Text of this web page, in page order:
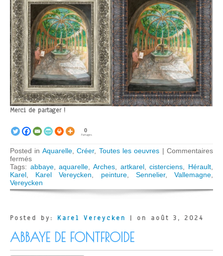
Merci de partager !
0
Partages
Posted in Aquarelle,Créer, Toutes les oeuvres | Commentaires
ferméssur
Abbaye
de
Vallemagne
Tags: abbaye,aquarelle,Arches, artkarel,cisterciens, Hérault,
Karel, Karel Vereycken, peinture, Sennelier,Vallemagne,
Vereycken
Posted by: Karel Vereycken | on août 3, 2024
ABBAYE DE FONTFROIDE